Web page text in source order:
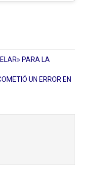
PARA LA
UN ERROR EN